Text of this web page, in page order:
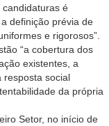
é
definição prévia de
e rigorosos”.
“a cobertura dos
existentes, a
resposta social
da própria
Setor, no início de